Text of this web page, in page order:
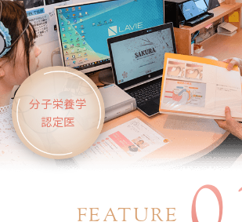
分子栄養学
認定医
FEATURE